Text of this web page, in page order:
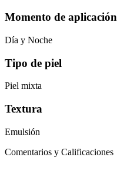
Momento de aplicación
Día y Noche
Tipo de piel
Piel mixta
Textura
Emulsión
Comentarios y Calificaciones